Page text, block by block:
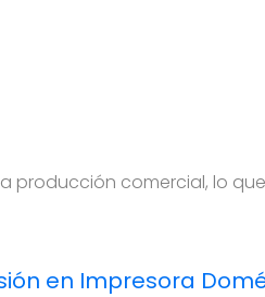
producción comercial, lo
en Impresora